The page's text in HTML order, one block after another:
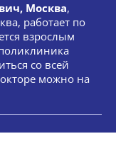
Москва,
работает по
взрослым
со всей
можно на